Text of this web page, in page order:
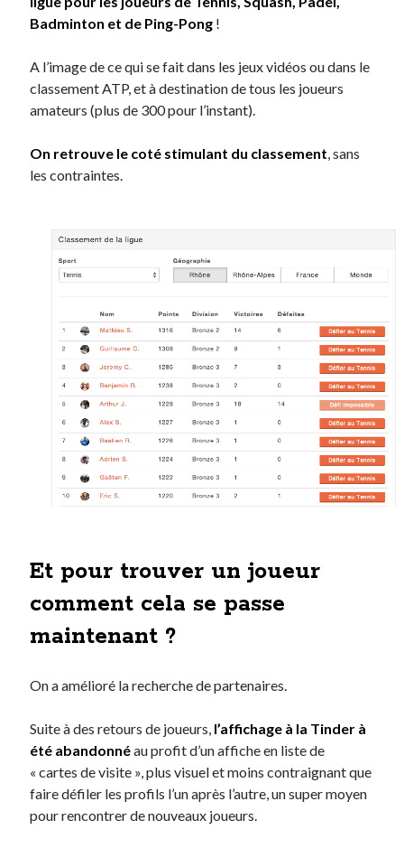
Lyon
Lyon à Livre Ouvert
Non classé
Parole de Follower
Patchwork
Post inutile
Proust
Sorties cuculturelles
Vidéos
Badminton et de Ping-Pong !
A l’image de ce qui se fait dans les jeux vidéos ou dans le
classement ATP, et à destination de tous les joueurs
amateurs (plus de 300 pour l’instant).
On retrouve le coté stimulant du classement, sans
les contraintes.
Et pour trouver un joueur
comment cela se passe
maintenant ?
On a amélioré la recherche de partenaires.
Suite à des retours de joueurs, l’affichage à la Tinder à
été abandonnéau profit d’un affiche en liste de
« cartes de visite », plus visuel et moins contraignant que
faire défiler les profils l’un après l’autre, un super moyen
pour rencontrer de nouveaux joueurs.